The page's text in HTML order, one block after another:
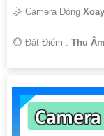
🤹 Camera Dòng
️💮 Đặt Điểm : Thu